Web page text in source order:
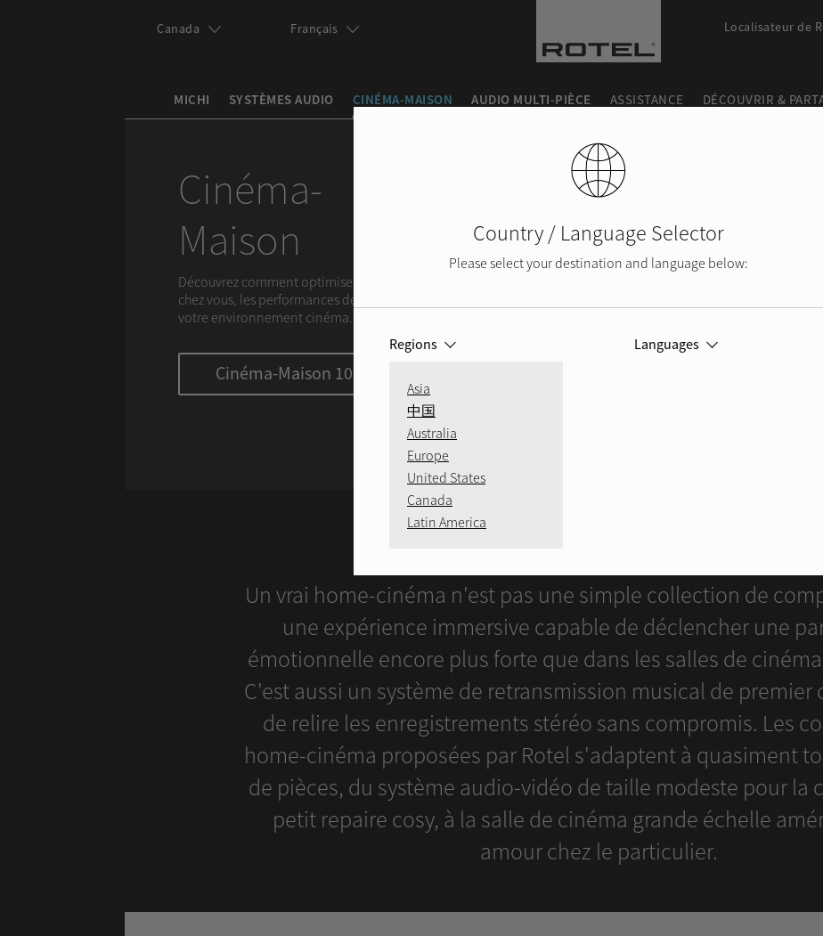
MICHI SYSTÈMES AUDIO CINÉMA-MAISON AUDIO MULTI-PIÈCE ASSISTANCE DÉCOUVRIR &
Search form
Canada Français Localisateur de
Cinéma-
Maison
Découvrez comment optimiser,
chez vous, les performances de
votre environnement cinéma.
Cinéma-Maison 101
Un vrai home-cinéma n'est pas une simple collection de
une expérience immersive capable de déclencher une
émotionnelle encore plus forte que dans les salles de
C'est aussi un système de retransmission musical de premier
de relire les enregistrements stéréo sans compromis. Les
home-cinéma proposées par Rotel s'adaptent à quasiment
de pièces, du système audio-vidéo de taille modeste pour la
petit repaire cosy, à la salle de cinéma grande échelle
amour chez le particulier.
Country / Language Selector
Please select your destination and language below:
Regions
Asia
中国
Australia
Europe
United States
Canada
Latin America
Languages